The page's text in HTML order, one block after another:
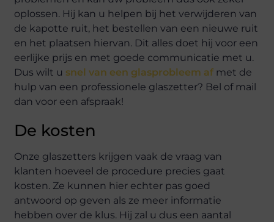
oplossen. Hij kan u helpen bij het verwijderen van
de kapotte ruit, het bestellen van een nieuwe ruit
en het plaatsen hiervan. Dit alles doet hij voor een
eerlijke prijs en met goede communicatie met u.
Dus wilt u snel van een glasprobleem af met de
hulp van een professionele glaszetter? Bel of mail
dan voor een afspraak!
De kosten
Onze glaszetters krijgen vaak de vraag van
klanten hoeveel de procedure precies gaat
kosten. Ze kunnen hier echter pas goed
antwoord op geven als ze meer informatie
hebben over de klus. Hij zal u dus een aantal